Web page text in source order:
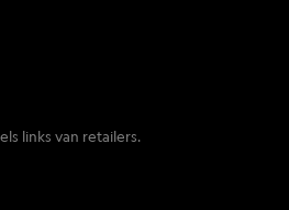
links van retailers.